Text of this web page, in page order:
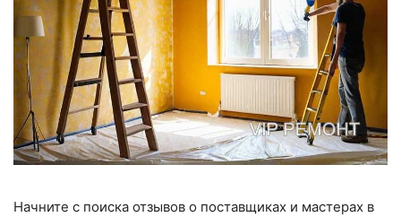
Начните с поиска отзывов о поставщиках и мастерах в